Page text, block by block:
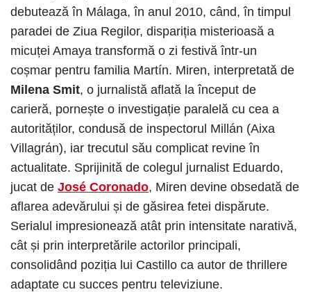
debutează în Málaga, în anul 2010, când, în timpul
paradei de Ziua Regilor, dispariția misterioasă a
micuței Amaya transformă o zi festivă într-un
coșmar pentru familia Martín. Miren, interpretată de
Milena Smit, o jurnalistă aflată la început de
carieră, pornește o investigație paralelă cu cea a
autorităților, condusă de inspectorul Millán (Aixa
Villagrán), iar trecutul său complicat revine în
actualitate. Sprijinită de colegul jurnalist Eduardo,
jucat de José Coronado, Miren devine obsedată de
aflarea adevărului și de găsirea fetei dispărute.
Serialul impresionează atât prin intensitate narativă,
cât și prin interpretările actorilor principali,
consolidând poziția lui Castillo ca autor de thrillere
adaptate cu succes pentru televiziune.